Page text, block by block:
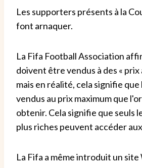
Les supporters présents à la
font arnaquer.
La Fifa Football Association
doivent être vendus à des « prix
mais en réalité, cela signifie
vendus au prix maximum que
obtenir. Cela signifie que seuls
plus riches peuvent accéder
La Fifa a même introduit un